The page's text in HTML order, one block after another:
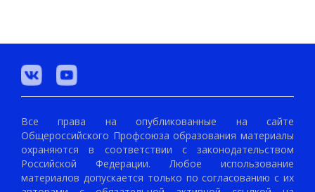
Все права на опубликованные на сайте
Общероссийского Профсоюза образования материалы
охраняются в соответствии с законодательством
Российской Федерации. Любое использование
материалов допускается только по согласованию с их